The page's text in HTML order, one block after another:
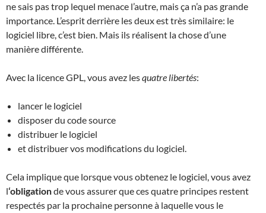
ne sais pas trop lequel menace l’autre, mais ça n’a pas grande
importance. L’esprit derrière les deux est très similaire: le
logiciel libre, c’est bien. Mais ils réalisent la chose d’une
manière différente.
Avec la licence GPL, vous avez lesquatre libertés:
lancer le logiciel
disposer du code source
distribuer le logiciel
et distribuer vos modifications du logiciel.
Cela implique que lorsque vous obtenez le logiciel, vous avez
l‘obligationde vous assurer que ces quatre principes restent
respectés par la prochaine personne à laquelle vous le